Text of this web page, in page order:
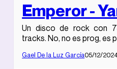
Emperor -
Un disco de rock con
tracks. No, no es prog, es
Gael De la Luz García05/12/